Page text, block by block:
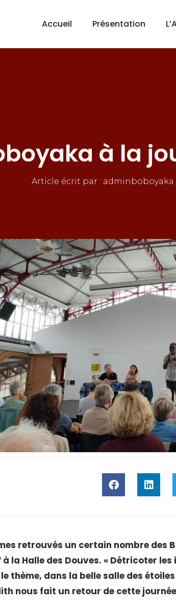
Accueil Présentation
à la
Article écrit par : adminboboyaka
retrouvés un certain nombre des
la Halle des Douves. « Détricoter les
thème, dans la belle salle des
nous fait un retour de cette